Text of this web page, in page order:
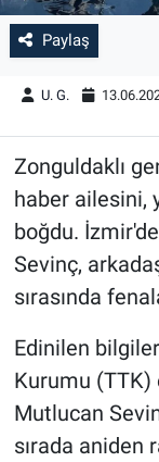
Paylaş
U. G.
Zonguldaklı
haber ailesini,
boğdu.
Sevinç,
sırasında
Edinilen
Kurumu
Mutlucan
sırada aniden